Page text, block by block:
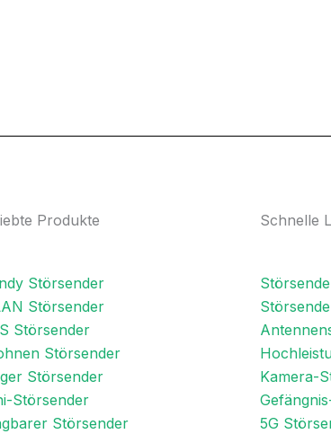
Produkte
Störsender
Störsender
Störsender
Störsender
Störsender
Störsender
Störsender
Schnelle
Kamera-
5G